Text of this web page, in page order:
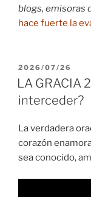
blogs, emisoras
hace fuerte la
PUBLICADO
EL
2026/07/26
LA GRACIA
interceder?
La verdadera
corazón
sea conocido,